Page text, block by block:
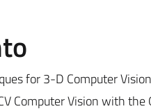
for 3-D Computer
Computer Vision with